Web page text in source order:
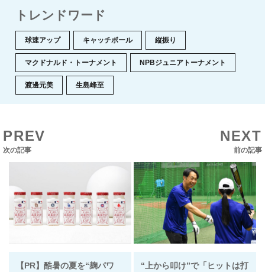
トレンドワード
球速アップ キャッチボール 縦振り
マクドナルド・トーナメント NPBジュニアトーナメント
渡邊元美 生島峰至
PREV
次の記事
NEXT
前の記事
【PR】酷暑の夏を“麹パワ
“上から叩け”で「ヒットは打